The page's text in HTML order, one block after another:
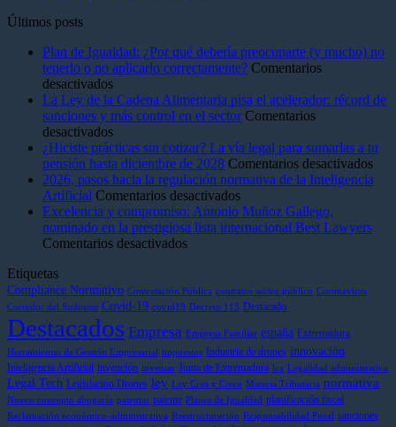
Últimos posts
Plan de Igualdad: ¿Por qué debería preocuparte (y mucho) no
tenerlo o no aplicarlo correctamente? Comentarios
desactivadosen
Plan
de
Igualdad:
¿Por
qué
debería
preocuparte
(y
mucho)
no
no
aplicarlo
correctamente?
La Ley de la Cadena Alimentaria pisa el acelerador: récord de
sanciones y más control en el sector Comentarios
desactivadosen
La
Ley
de
la
Cadena
Alimentaria
pisa
récord
de
sanciones
y
más
control
en
el
sector
¿Hiciste prácticas sin cotizar? La vía legal para sumarlas a tu
pensión hasta diciembre de 2028 Comentarios desactivadosen
2026, pasos hacia la regulación normativa de la Inteligencia
Artificial Comentarios desactivadosen
2026,
pasos
normativa
de
Inteligencia
Artificial
Excelencia y compromiso: Antonio Muñoz Gallego,
nominado en la prestigiosa lista internacional Best Lawyers
Comentarios desactivadosen
compromiso:
Antonio
Gallego,
nominado
en
la
prestigiosa
lista
Etiquetas
Compliance Normativo Contratación Pública contratos sector público Coronavirus
Corredor del Sudoeste Covid-19 covid19 Decreto 113 Destacado
Destacados Empresa Empresa Familiar españa Extremadura
Herramientas de Gestión Empresarial impuestos Industria de drones innovación
Inteligencia Artificial invención inventar Junta de Extremadura lca Legalidad administrativa
Legal Tech Legislación Drones ley Ley Crea y Crece Materia Tributaria normativa
Nuevo concepto abogacía patentar patente Planes de Igualdad planificación fiscal
Reclamación económico-administrativa Reestructuración Responsabilidad Penal sanciones